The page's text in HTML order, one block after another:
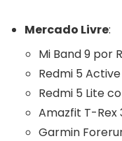
Mercado Livre:
Mi Band 9 por
Redmi 5 Active
Redmi 5 Lite
Amazfit T-Rex
Garmin